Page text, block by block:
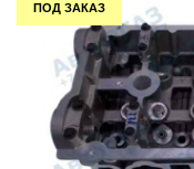
Гарантии
Статьи
Автомобили
ПОД ЗАКАЗ